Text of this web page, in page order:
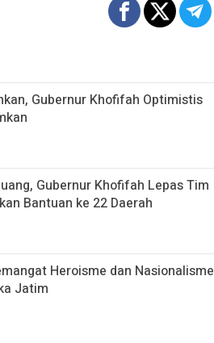
Gubernur Khofifah Optimistis
Gubernur Khofifah Lepas Tim
Bantuan ke 22 Daerah
Heroisme dan Nasionalisme
Jatim